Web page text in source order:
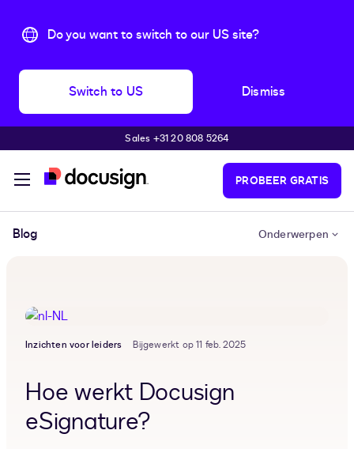
Do you want to switch to our US site?
Switch to US Dismiss
Pular para o conteúdo principal
Sales +31 20 808 5264
PROBEER GRATIS
Blog Onderwerpen
Inzichten voor leiders Bijgewerkt op 11 feb. 2025
Hoe werkt Docusign
eSignature?